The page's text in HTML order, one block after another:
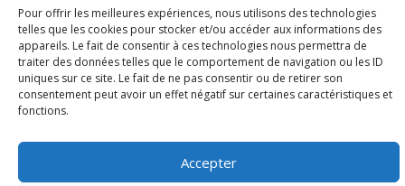
Pour offrir les meilleures expériences, nous utilisons des technologies
telles que les cookies pour stocker et/ou accéder aux informations des
appareils. Le fait de consentir à ces technologies nous permettra de
traiter des données telles que le comportement de navigation ou les ID
uniques sur ce site. Le fait de ne pas consentir ou de retirer son
consentement peut avoir un effet négatif sur certaines caractéristiques et
fonctions.
Accepter
06 Juil 2026
Étude d’évaluabilité des Structures
d’accompagnement à l’autocréation d’emploi (SAACE)
01 Juil 2026
Pénurie du personnel infirmier :quels indicateurs
Wallonie ?